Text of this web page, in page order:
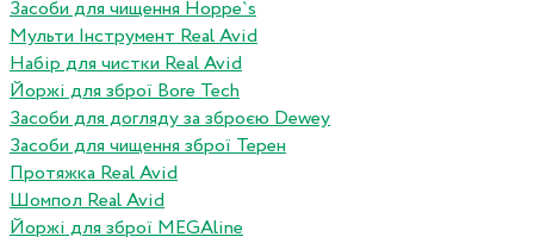
Засоби для чищення Hoppe`s
Мульти Інструмент Real Avid
Набір для чистки Real Avid
Йоржі для зброї Bore Tech
Засоби для догляду за зброєю Dewey
Засоби для чищення зброї Терен
Протяжка Real Avid
Шомпол Real Avid
Йоржі для зброї MEGAline